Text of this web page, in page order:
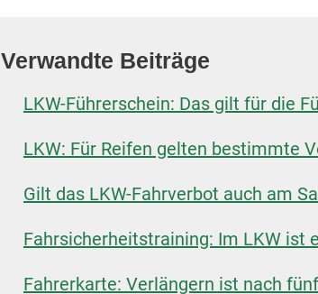
Verwandte Beiträge
LKW-Führerschein: Das gilt für die
LKW: Für Reifen gelten bestimmte
Gilt das LKW-Fahrverbot auch am
Fahrsicherheitstraining: Im LKW ist
Fahrerkarte: Verlängern ist nach